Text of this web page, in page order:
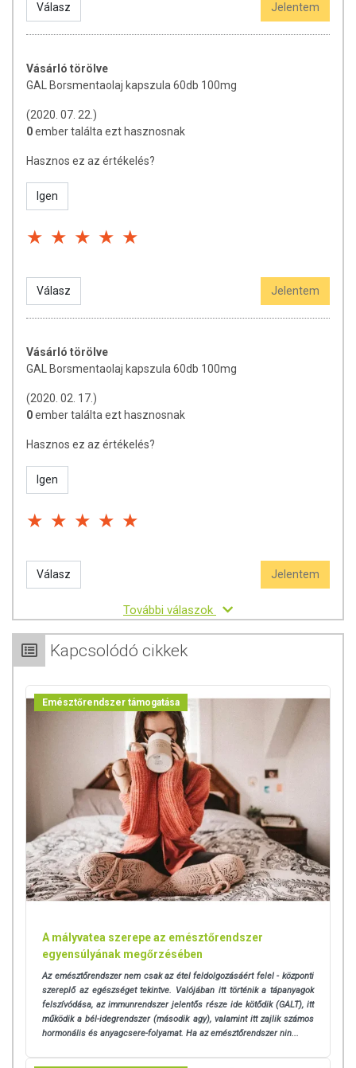
Válasz Jelentem
Vásárló törölve
GAL Borsmentaolaj kapszula 60db 100mg
(2020. 07. 22.)
0ember találta ezt hasznosnak
Hasznos ez az értékelés?
Igen
Válasz Jelentem
Vásárló törölve
GAL Borsmentaolaj kapszula 60db 100mg
(2020. 02. 17.)
0ember találta ezt hasznosnak
Hasznos ez az értékelés?
Igen
Válasz Jelentem
További válaszok
Kapcsolódó cikkek
Emésztőrendszer támogatása
A mályvatea szerepe az emésztőrendszer
egyensúlyának megőrzésében
Az emésztőrendszer nem csak az étel feldolgozásáért felel - központi
szereplő az egészséget tekintve. Valójában itt történik a tápanyagok
felszívódása, az immunrendszer jelentős része ide kötődik (GALT), itt
működik a bél-idegrendszer (második agy), valamint itt zajlik számos
hormonális és anyagcsere-folyamat. Ha az emésztőrendszer nin...